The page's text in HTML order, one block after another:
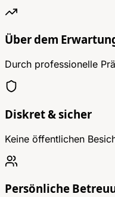
Über dem
Durch professionelle
Diskret & sicher
Keine öffentlichen
Persönliche